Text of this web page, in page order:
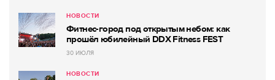
НОВОСТИ
Фитнес-город под открытым небом: как
прошёл юбилейный DDX Fitness FEST
30 ИЮЛЯ
НОВОСТИ